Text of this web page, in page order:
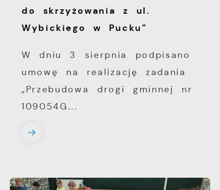
do skrzyżowania z ul.
Wybickiego w Pucku”
W dniu 3 sierpnia podpisano
umowę na realizację zadania
„Przebudowa drogi gminnej nr
109054G...